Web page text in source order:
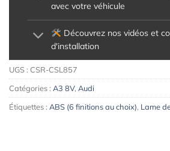
avec votre véhicule
Découvrez nos vidéos et
d'installation
UGS : CSR-CSL857
Catégories : A3 8V, Audi
Étiquettes : ABS (6 finitions au choix), Lame